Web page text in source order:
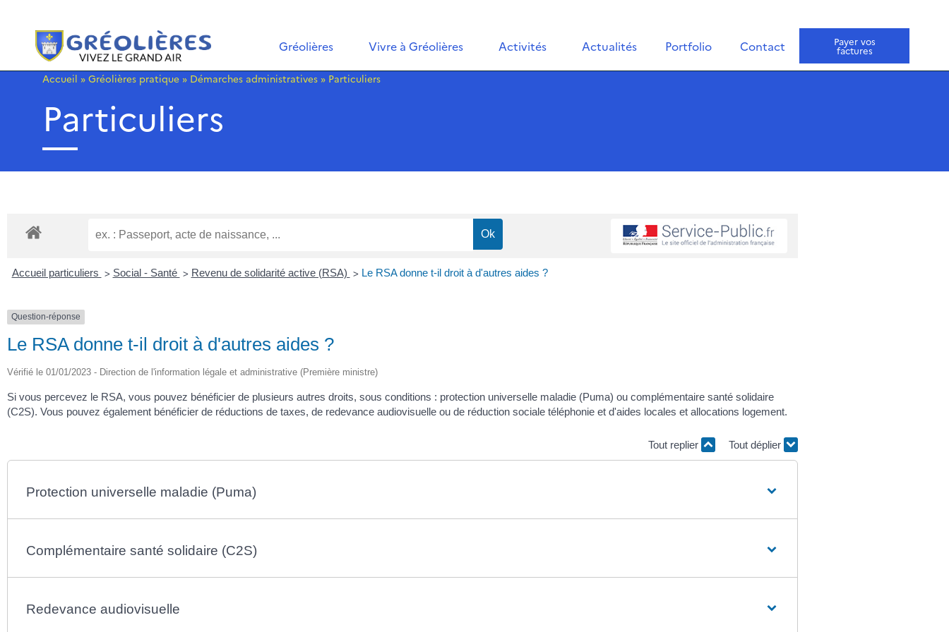
Gréolières Vivre à Gréolières Activités Actualités Portfolio Contact Payer vos
factures
Accueil » Gréolières pratique » Démarches administratives » Particuliers
Particuliers
Accueil particuliers > Social - Santé > Revenu de solidarité active (RSA) > Le RSA donne t-il droit à d'autres aides ?
Question-réponse
Le RSA donne t-il droit à d'autres aides ?
Vérifié le 01/01/2023 - Direction de l'information légale et administrative (Première ministre)
Si vous percevez le RSA, vous pouvez bénéficier de plusieurs autres droits, sous conditions : protection universelle maladie (Puma) ou complémentaire santé solidaire
(C2S). Vous pouvez également bénéficier de réductions de taxes, de redevance audiovisuelle ou de réduction sociale téléphonie et d'aides locales et allocations logement.
Tout replier Tout déplier
Protection universelle maladie (Puma)
Complémentaire santé solidaire (C2S)
Redevance audiovisuelle